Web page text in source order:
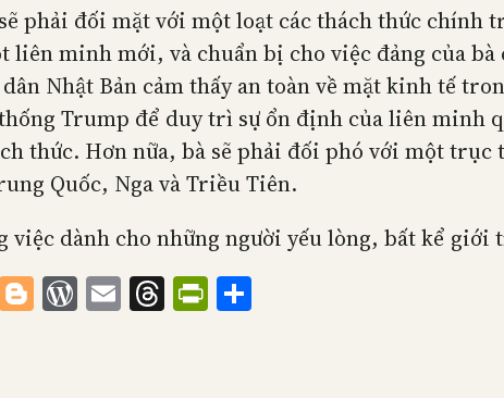
phải đối mặt với một loạt các thách thức chính
liên minh mới, và chuẩn bị cho việc đảng của
Nhật Bản cảm thấy an toàn về mặt kinh tế
Trump để duy trì sự ổn định của liên minh
thức. Hơn nữa, bà sẽ phải đối phó với một
Quốc, Nga và Triều Tiên.
việc dành cho những người yếu lòng, bất kể giới
WhatsApp
Blogger
WordPress
EmailThreadsPrintFriendly